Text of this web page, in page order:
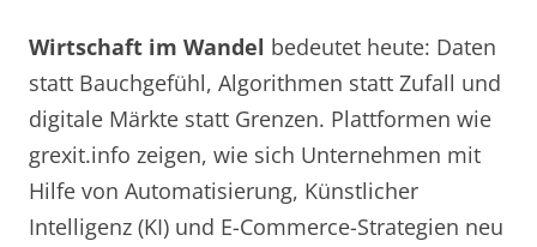
Wirtschaft im Wandel bedeutet heute: Daten
statt Bauchgefühl, Algorithmen statt Zufall und
digitale Märkte statt Grenzen. Plattformen wie
grexit.info zeigen, wie sich Unternehmen mit
Hilfe von Automatisierung, Künstlicher
Intelligenz (KI) und E-Commerce-Strategien neu